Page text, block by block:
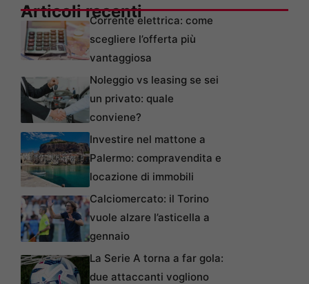
Articoli recentiCorrente elettrica: come
scegliere l’offerta più
vantaggiosa
Noleggio vs leasing se sei
un privato: quale
conviene?
Investire nel mattone a
Palermo: compravendita e
locazione di immobili
Calciomercato: il Torino
vuole alzare l’asticella a
gennaio
La Serie A torna a far gola:
due attaccanti vogliono